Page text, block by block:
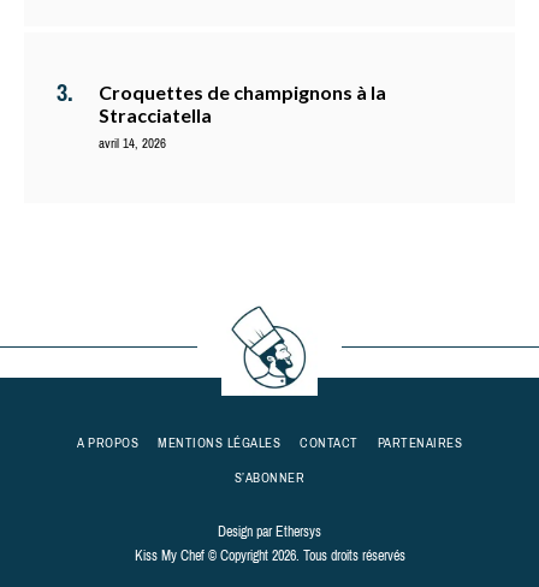
Croquettes de champignons à la
Stracciatella
avril 14, 2026
A PROPOS MENTIONS LÉGALES CONTACT
PARTENAIRES
S’ABONNER
Design parEthersys
Kiss My Chef © Copyright 2026. Tous droits réservés